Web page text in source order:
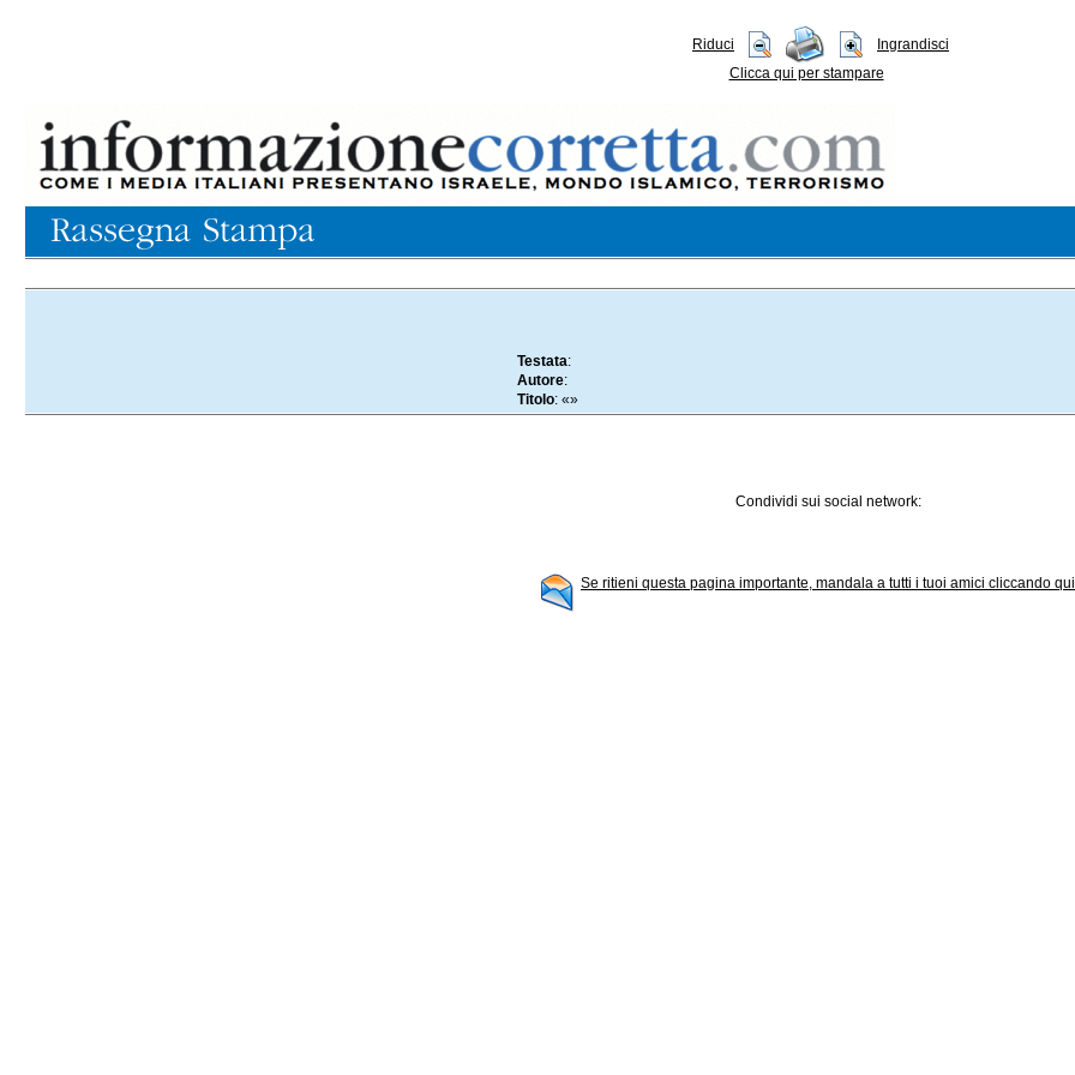
Riduci
Ingrandisci
Clicca qui per stampare
Testata:
Autore:
Titolo: «»
Condividi sui social network:
Se ritieni questa pagina importante, mandala a tutti i tuoi amici cliccando qui